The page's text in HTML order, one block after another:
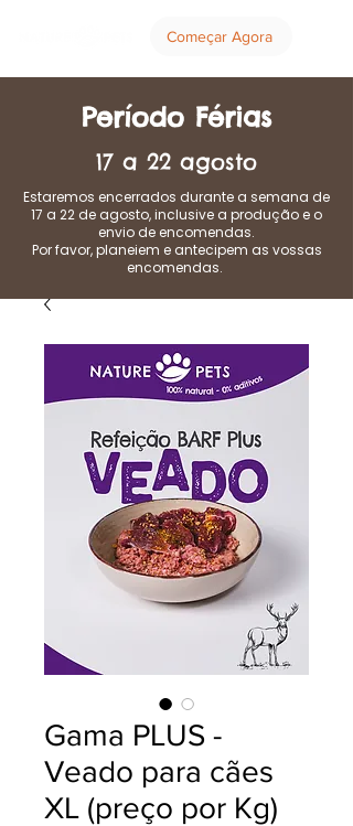
Começar Agora
Período Férias
17 a 22 agosto
Estaremos encerrados durante a semana de
17 a 22 de agosto, inclusive a produção e o
envio de encomendas.
Por favor, planeiem e antecipem as vossas
encomendas.
Gama PLUS -
Veado para cães
XL (preço por Kg)